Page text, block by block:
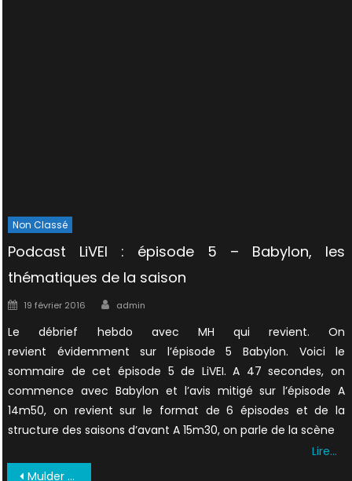
Non Classé
Podcast LiVEI : épisode 5 – Babylon, les
thématiques de la saison
Posted
19 février 2016 Author
admin
Le débrief hebdo avec MH qui revient. On
revient évidemment sur l’épisode 5 Babylon. Voici le
sommaire de cet épisode 5 de LiVEI. A 47 secondes, on
commence avec Babylon et l’avis mitigé sur l’épisode A
14m50, on revient sur le format de 6 épisodes et de la
structure des saisons d’avant A 15m30, on parle de la scène
Lire…
Navigation
Mulder et Scully en couverture d’Entertainment Weekly